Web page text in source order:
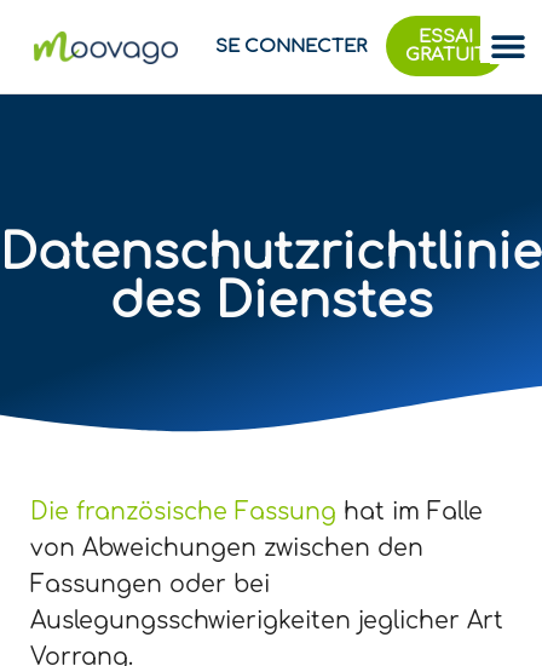
SE CONNECTER
ESSAI
GRATUIT
Datenschutzrichtlinie
des Dienstes
Die französische Fassung hat im Falle
von Abweichungen zwischen den
Fassungen oder bei
Auslegungsschwierigkeiten jeglicher Art
Vorrang.